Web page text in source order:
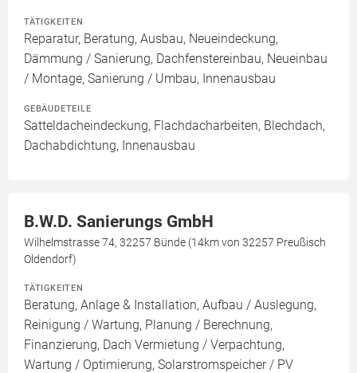
TÄTIGKEITEN
Reparatur, Beratung, Ausbau, Neueindeckung,
Dämmung / Sanierung, Dachfenstereinbau, Neueinbau
/ Montage, Sanierung / Umbau, Innenausbau
GEBÄUDETEILE
Satteldacheindeckung, Flachdacharbeiten, Blechdach,
Dachabdichtung, Innenausbau
B.W.D. Sanierungs GmbH
Wilhelmstrasse 74, 32257 Bünde (14km von 32257 Preußisch
Oldendorf)
TÄTIGKEITEN
Beratung, Anlage & Installation, Aufbau / Auslegung,
Reinigung / Wartung, Planung / Berechnung,
Finanzierung, Dach Vermietung / Verpachtung,
Wartung / Optimierung, Solarstromspeicher / PV